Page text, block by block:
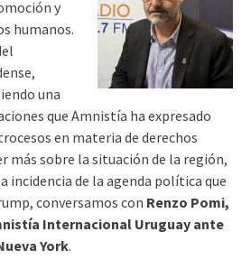
y
humanos.
una
que Amnistía ha expresado
en materia de derechos
más sobre la situación de la región,
incidencia de la agenda política que
conversamos con Renzo Pomi,
Internacional Uruguay ante
York.